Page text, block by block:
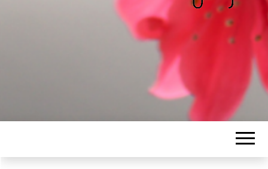
ALICE
BAWGAJ
Les petits mots d'Alice